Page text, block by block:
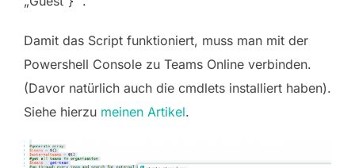
„Guest“}“ .
Damit das Script funktioniert, muss man mit der
Powershell Console zu Teams Online verbinden.
(Davor natürlich auch die cmdlets installiert haben).
Siehe hierzu meinen Artikel.